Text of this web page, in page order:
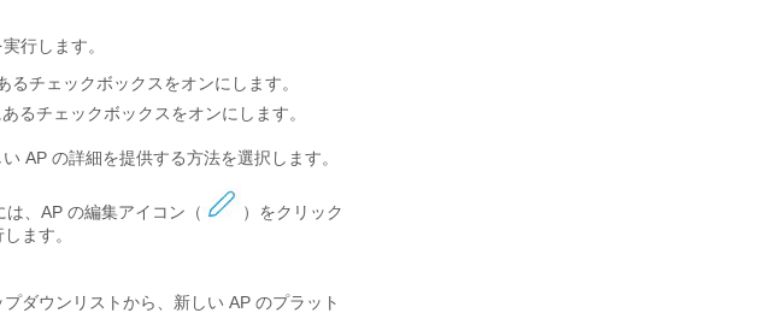
行します。
チェックボックスをオンにします。
るチェックボックスをオンにします。
AP の詳細を提供する方法を選択します。
、AP の編集アイコン（
）をクリック
ます。
ダウンリストから、新しい AP のプラット